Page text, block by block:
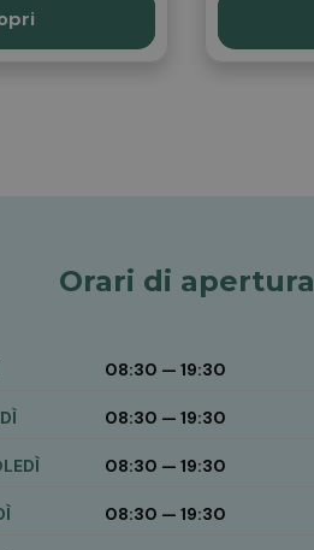
Orari di apertura
08:30 — 19:30
08:30 — 19:30
08:30 — 19:30
08:30 — 19:30